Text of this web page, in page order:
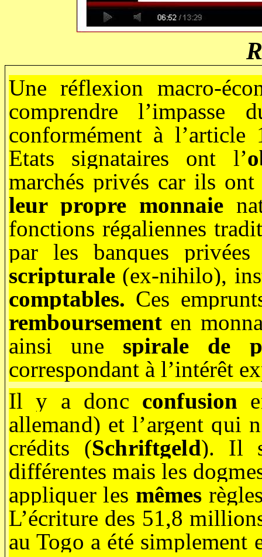
Une réflexion macro-
comprendre
conformément à
Etats signataires ont l’
marchés privés car ils
leur propre monnaie
fonctions régaliennes
par les banques
scripturale(ex-nihilo),
comptables. Ces
remboursementen
ainsi une spirale de
correspondant à l’intérêt
Il y a donc confusion
allemand) et l’argent qui
crédits (Schriftgeld). Il
différentes mais les
appliquer les mêmes
L’écriture des 51,8
au Togo a été simplement